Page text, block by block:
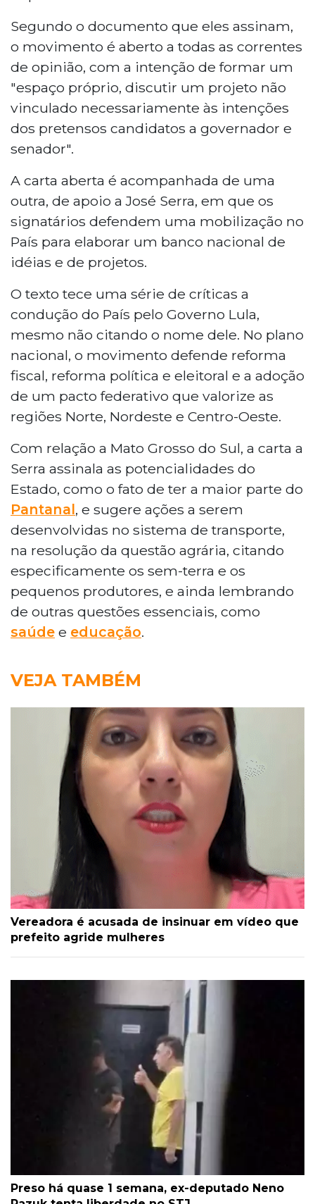
Segundo o documento que eles assinam,
o movimento é aberto a todas as correntes
de opinião, com a intenção de formar um
"espaço próprio, discutir um projeto não
vinculado necessariamente às intenções
dos pretensos candidatos a governador e
senador".
A carta aberta é acompanhada de uma
outra, de apoio a José Serra, em que os
signatários defendem uma mobilização no
País para elaborar um banco nacional de
idéias e de projetos.
O texto tece uma série de críticas a
condução do País pelo Governo Lula,
mesmo não citando o nome dele. No plano
nacional, o movimento defende reforma
fiscal, reforma política e eleitoral e a adoção
de um pacto federativo que valorize as
regiões Norte, Nordeste e Centro-Oeste.
Com relação a Mato Grosso do Sul, a carta a
Serra assinala as potencialidades do
Estado, como o fato de ter a maior parte do
Pantanal, e sugere ações a serem
desenvolvidas no sistema de transporte,
na resolução da questão agrária, citando
especificamente os sem-terra e os
pequenos produtores, e ainda lembrando
de outras questões essenciais, como
saúde e educação.
VEJA TAMBÉM
Vereadora é acusada de insinuar em vídeo que
prefeito agride mulheres
Preso há quase 1 semana, ex-deputado Neno